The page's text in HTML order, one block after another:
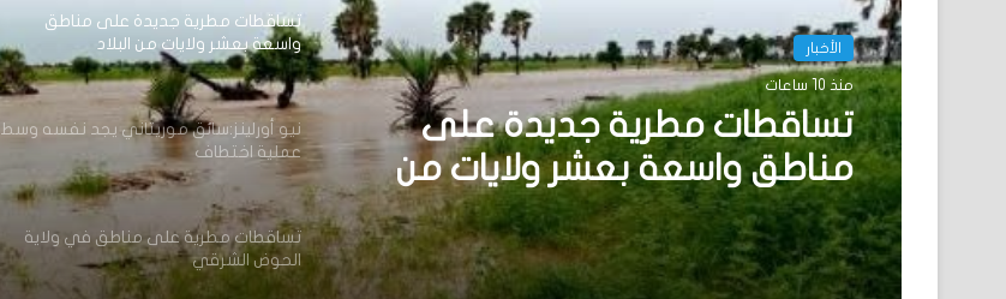
الأخبار
منذ 10 ساعات
تساقطات مطرية جديدة على
مناطق واسعة بعشر ولايات من
البلاد
تساقطات مطرية جديدة على مناطق
واسعة بعشر ولايات من البلاد
نيو أورلينز:سائق موريتاني يجد نفسه وسط
عملية اختطاف
تساقطات مطرية على مناطق في ولاية
الحوض الشرقي